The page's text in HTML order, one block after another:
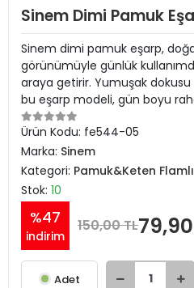
Sinem Dimi Pamuk
Sinem dimi pamuk eşarp,
görünümüyle günlük
araya getirir. Yumuşak
bu eşarp modeli, gün boyu
Ürün Kodu: fe544-05
Marka: Sinem
Kategori: Pamuk&Keten
Stok: 10
%47
indirim
150,00 TL
Adet